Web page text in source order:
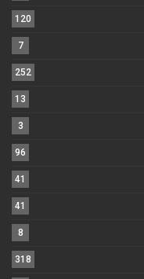
120
7
252
13
3
96
41
41
8
318